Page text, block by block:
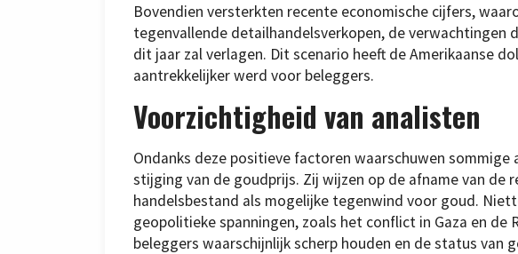
Bovendien versterkten recente economische cijfers,
tegenvallende detailhandelsverkopen, de verwachtingen
dit jaar zal verlagen. Dit scenario heeft de Amerikaanse
aantrekkelijker werd voor beleggers.
Voorzichtigheid van analisten
Ondanks deze positieve factoren waarschuwen sommige
stijging van de goudprijs. Zij wijzen op de afname van de
handelsbestand als mogelijke tegenwind voor goud.
geopolitieke spanningen, zoals het conflict in Gaza en de
beleggers waarschijnlijk scherp houden en de status van